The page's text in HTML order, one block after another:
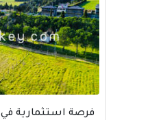
فرصة استثمارية